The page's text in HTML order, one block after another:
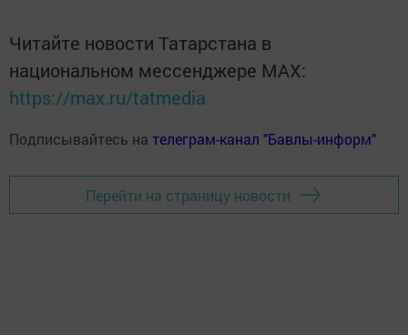
Читайте новости Татарстана в
национальном мессенджере MАХ:
https://max.ru/tatmedia
Подписывайтесь на телеграм-канал "Бавлы-информ"
Перейти на страницу новости